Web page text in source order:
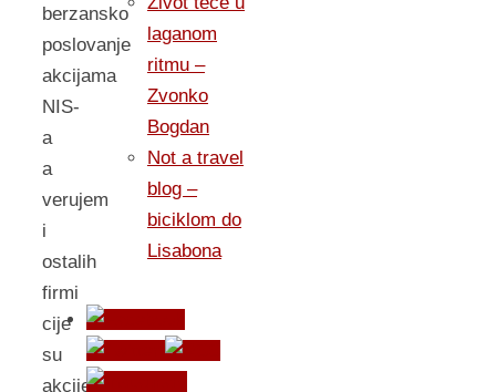
berzansko
poslovanje
akcijama
NIS-
a
a
verujem
i
ostalih
firmi
cije
su
akcije
laganom
ritmu –
Zvonko
Bogdan
Not a travel
blog –
biciklom do
Lisabona